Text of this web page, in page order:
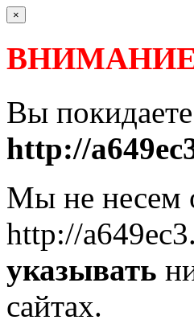
×
Вы
http://
Мы не несем
http://
указывать
сайтах.